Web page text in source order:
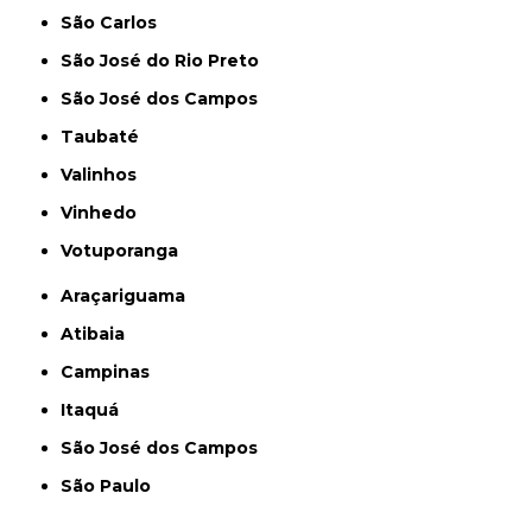
São Carlos
São José do Rio Preto
São José dos Campos
Taubaté
Valinhos
Vinhedo
Votuporanga
Araçariguama
Atibaia
Campinas
Itaquá
São José dos Campos
São Paulo